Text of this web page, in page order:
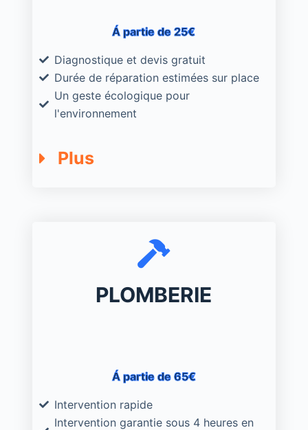
Á partie de 25€​
Diagnostique et devis gratuit
Durée de réparation estimées sur place
Un geste écologique pour
l'environnement
Plus
PLOMBERIE
Á partie de 65€
Intervention rapide
Intervention garantie sous 4 heures en